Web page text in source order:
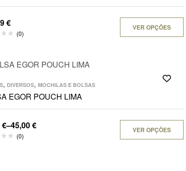
€
(0)
VER OPÇÕES
, DIVERSOS, MOCHILAS E BOLSAS
EGOR POUCH LIMA
€–45,00€
(0)
VER OPÇÕES